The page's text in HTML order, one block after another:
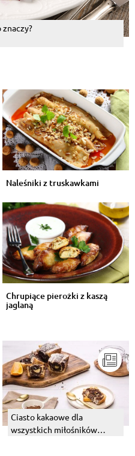
Naleśniki z truskawkami
Chrupiące pierożki z kaszą
jaglaną
Ciasto kakaowe dla
wszystkich miłośników